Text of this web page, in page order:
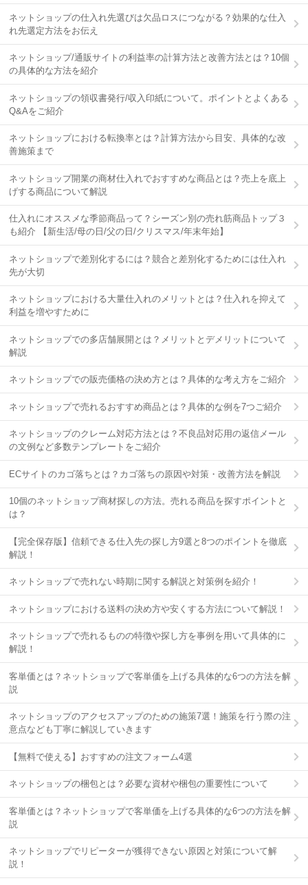
ネットショップの仕入れ先選びは欠品ロスにつながる？効果的な仕入
れ先選定方法をお伝え
ネットショップ/通販サイトの利益率の計算方法と改善方法とは？10個
の具体的な方法を紹介
ネットショップの領収書発行/収入印紙について。ポイントとよくある
Q&Aをご紹介
ネットショップにおける転換率とは？計算方法から目安、具体的な改
善施策まで
ネットショップ開業の商材仕入れでおすすめな商品とは？売上を底上
げする商品について解説
仕入れにオススメな季節商品って？シーズン別の売れ筋商品トップ３
も紹介 【新生活/母の日/父の日/クリスマス/年末年始】
ネットショップで差別化するには？競合と差別化するためには仕入れ
先が大切
ネットショップにおける大量仕入れのメリットとは？仕入れを抑えて
利益を増やすために
ネットショップでの多店舗展開とは？メリットとデメリットについて
解説
ネットショップでの販売価格の決め方とは？具体的な考え方をご紹介
ネットショップで売れるおすすめ商品とは？具体的な例を7つご紹介
ネットショップのクレーム対応方法とは？不良品対応用の返信メール
の文例など多数テンプレートをご紹介
ECサイトのカゴ落ちとは？カゴ落ちの原因や対策・改善方法を解説
10個のネットショップ商材探しの方法。売れる商品を探すポイントと
は？
【完全保存版】信頼できる仕入先の探し方9選と8つのポイントを徹底
解説！
ネットショップで売れない時期に関する解説と対策例を紹介！
ネットショップにおける送料の決め方や安くする方法について解説！
ネットショップで売れるものの特徴や探し方を事例を用いて具体的に
解説！
客単価とは？ネットショップで客単価を上げる具体的な6つの方法を解
説
ネットショップのアクセスアップのための施策7選！施策を行う際の注
意点なども丁寧に解説していきます
【無料で使える】おすすめの注文フォーム4選
ネットショップの梱包とは？必要な資材や梱包の重要性について
客単価とは？ネットショップで客単価を上げる具体的な6つの方法を解
説
ネットショップでリピーターが獲得できない原因と対策について解
説！